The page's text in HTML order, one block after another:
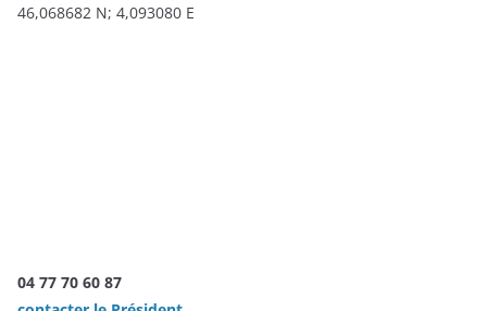
46,068682 N; 4,093080 E
04 77 70 60 87